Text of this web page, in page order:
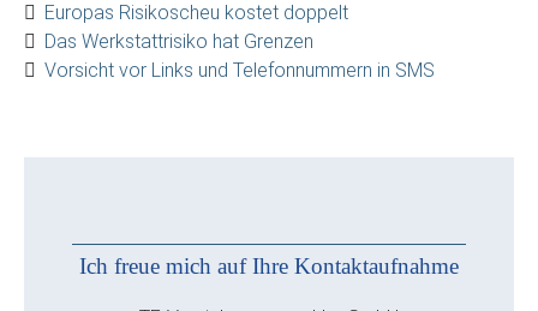
Europas Risikoscheu kostet doppelt
Das Werkstattrisiko hat Grenzen
Vorsicht vor Links und Telefonnummern in SMS
Ich freue mich auf Ihre Kontaktaufnahme